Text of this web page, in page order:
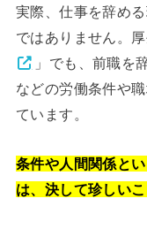
実際、仕事を辞め
ではありません。
」でも、前職を
などの労働条件や
ています。
条件や人間関係と
は、決して珍しい